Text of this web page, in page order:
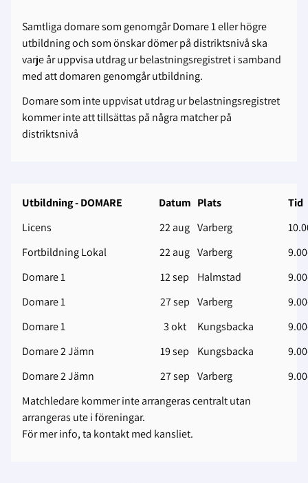
Samtliga domare som genomgår Domare 1 eller högre
utbildning och som önskar dömer på distriktsnivå ska
varje år uppvisa utdrag ur belastningsregistret i samband
med att domaren genomgår utbildning.
Domare som inte uppvisat utdrag ur belastningsregistret
kommer inte att tillsättas på några matcher på
distriktsnivå
Utbildning ‐ DOMARE Datum Plats
Tid
Licens
22 aug Varberg
Fortbildning Lokal
22 aug Varberg
Domare 1
12 sep Halmstad
Domare 1
27 sep Varberg
Domare 1
3 okt Kungsbacka
Domare 2 Jämn
19 sep Kungsbacka
Domare 2 Jämn
27 sep Varberg
Matchledare kommer inte arrangeras centralt utan
arrangeras ute i föreningar.
För mer info, ta kontakt med kansliet.